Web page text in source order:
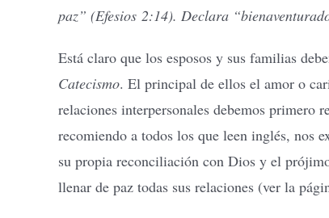
paz” (Efesios 2:14). Declara
Está claro que los esposos y sus familias
Catecismo. El principal de ellos el amor o
relaciones interpersonales debemos primero
recomiendo a todos los que leen inglés, nos
su propia reconciliación con Dios y el
llenar de paz todas sus relaciones (ver la